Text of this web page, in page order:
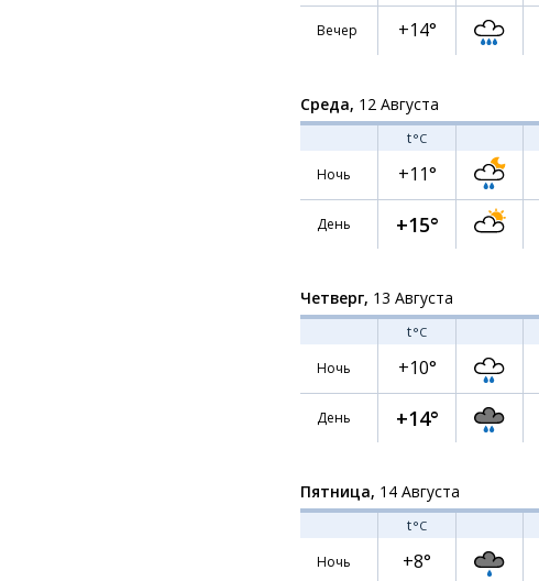
Вечер +14°
Среда, 12 Августа
t°C
Ночь
+11°
День +15°
Четверг, 13 Августа
t°C
Ночь
+10°
День +14°
Пятница, 14 Августа
t°C
Ночь
+8°